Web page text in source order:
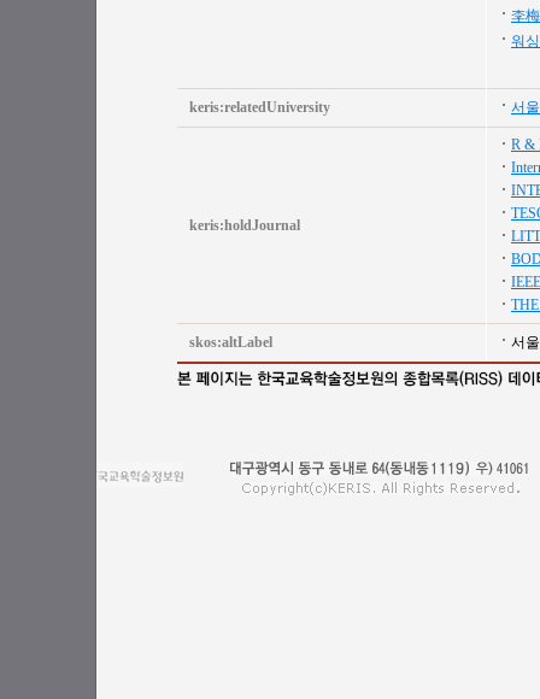
李
워
keris:relatedUniversity 서
keris:holdJournal
R &
skos:altLabel 서